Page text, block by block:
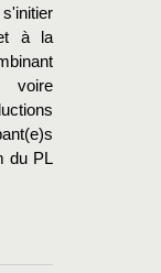
à la
du PL